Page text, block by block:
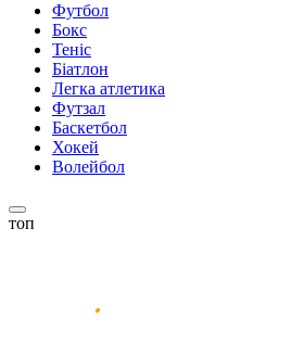
Футбол
Бокс
Теніс
Біатлон
Легка атлетика
Футзал
Баскетбол
Хокей
Волейбол
топ